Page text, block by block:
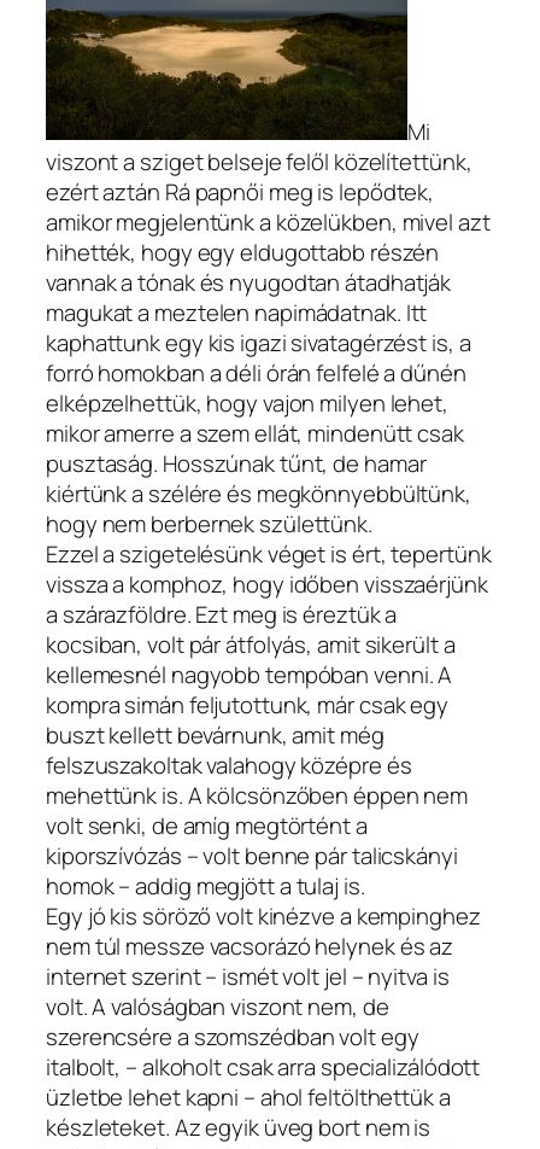
Mi
viszont a sziget belseje felől közelítettünk,
ezért aztán Rá papnői meg is lepődtek,
amikor megjelentünk a közelükben, mivel azt
hihették, hogy egy eldugottabb részén
vannak a tónak és nyugodtan átadhatják
magukat a meztelen napimádatnak. Itt
kaphattunk egy kis igazi sivatagérzést is, a
forró homokban a déli órán felfelé a dűnén
elképzelhettük, hogy vajon milyen lehet,
mikor amerre a szem ellát, mindenütt csak
pusztaság. Hosszúnak tűnt, de hamar
kiértünk a szélére és megkönnyebbültünk,
hogy nem berbernek születtünk.
Ezzel a szigetelésünk véget is ért, tepertünk
vissza a komphoz, hogy időben visszaérjünk
a szárazföldre. Ezt meg is éreztük a
kocsiban, volt pár átfolyás, amit sikerült a
kellemesnél nagyobb tempóban venni. A
kompra simán feljutottunk, már csak egy
buszt kellett bevárnunk, amit még
felszuszakoltak valahogy középre és
mehettünk is. A kölcsönzőben éppen nem
volt senki, de amíg megtörtént a
kiporszívózás – volt benne pár talicskányi
homok – addig megjött a tulaj is.
Egy jó kis söröző volt kinézve a kempinghez
nem túl messze vacsorázó helynek és az
internet szerint – ismét volt jel – nyitva is
volt. A valóságban viszont nem, de
szerencsére a szomszédban volt egy
italbolt, – alkoholt csak arra specializálódott
üzletbe lehet kapni – ahol feltölthettük a
készleteket. Az egyik üveg bort nem is